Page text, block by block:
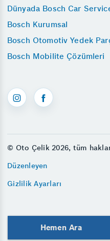
Dünyada Bosch Car
Bosch Kurumsal
Bosch Otomotiv Yedek
Bosch Mobilite Çözümleri
© Oto Çelik 2026, tüm
Düzenleyen
Gizlilik Ayarları
Hemen Ara